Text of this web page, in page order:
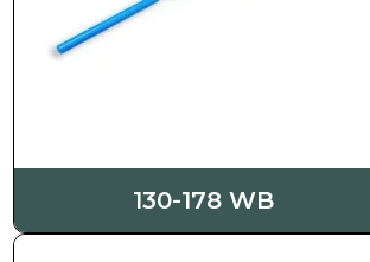
130-178 WB